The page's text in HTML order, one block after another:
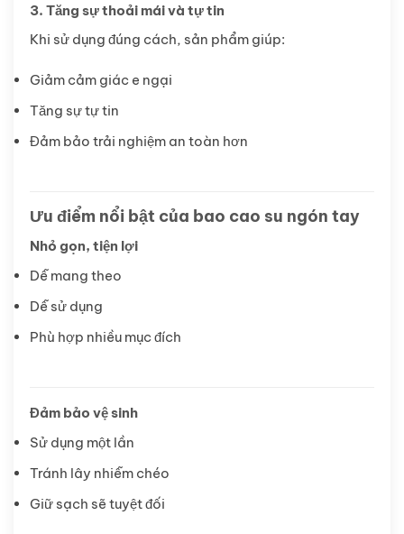
3. Tăng sự thoải mái và tự tin
Khi sử dụng đúng cách, sản phẩm giúp:
Giảm cảm giác e ngại
Tăng sự tự tin
Đảm bảo trải nghiệm an toàn hơn
Ưu điểm nổi bật của bao cao su ngón tay
Nhỏ gọn, tiện lợi
Dễ mang theo
Dễ sử dụng
Phù hợp nhiều mục đích
Đảm bảo vệ sinh
Sử dụng một lần
Tránh lây nhiễm chéo
Giữ sạch sẽ tuyệt đối